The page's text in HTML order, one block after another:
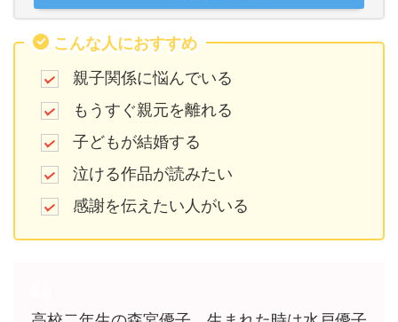
こんな人におすすめ
親子関係に悩んでいる
もうすぐ親元を離れる
子どもが結婚する
泣ける作品が読みたい
感謝を伝えたい人がいる